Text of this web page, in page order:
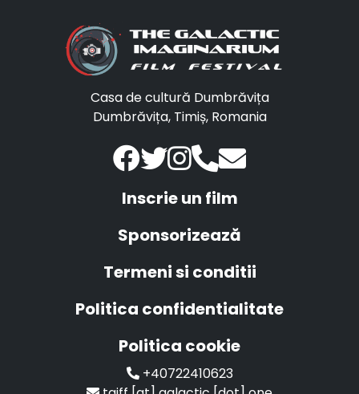
Casa de cultură Dumbrăvița
Dumbrăvița, Timiș, Romania
Inscrie un film
Sponsorizează
Termeni si conditii
Politica confidentialitate
Politica cookie
+40722410623